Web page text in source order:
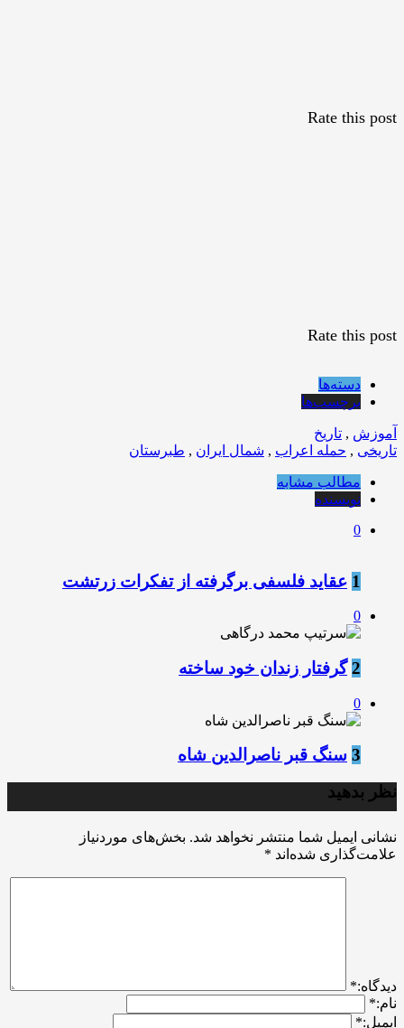
Rate this post
Rate this post
دسته‌ها
برچسب‌ها
آموزش , تاریخ
تاریخی , حمله اعراب , شمال ایران , طبرستان
مطالب مشابه
نویسنده
0
1 عقاید فلسفی برگرفته از تفکرات زرتشت
0
2 گرفتار زندان خود ساخته
0
3 سنگ قبر ناصرالدین شاه
نظر بدهید
نشانی ایمیل شما منتشر نخواهد شد. بخش‌های موردنیاز
علامت‌گذاری شده‌اند *
ديدگاه:*
نام:*
ایمیل:*